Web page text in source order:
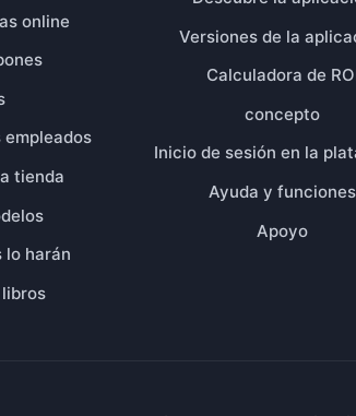
online
tienda
lo harán
Versiones de la
Calculadora de
concepto
Inicio de sesión en la
Ayuda y funciones
Apoyo